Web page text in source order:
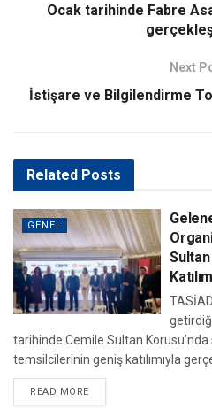
Ocak tarihinde Fabre
Next
İstişare ve Bilgilendirme
Related Posts
GENEL
Sultan
tarihinde Cemile Sultan
temsilcilerinin geniş katılımıyla
READ MOREDETAILS